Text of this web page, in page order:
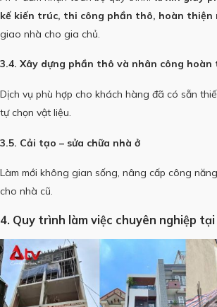
kế kiến trúc, thi công phần thô, hoàn thiện
giao nhà cho gia chủ.
3.4. Xây dựng phần thô và nhân công hoàn
Dịch vụ phù hợp cho khách hàng đã có sẵn
tự chọn vật liệu.
3.5. Cải tạo – sửa chữa nhà ở
Làm mới không gian sống, nâng cấp công
cho nhà cũ.
4. Quy trình làm việc chuyên nghiệp